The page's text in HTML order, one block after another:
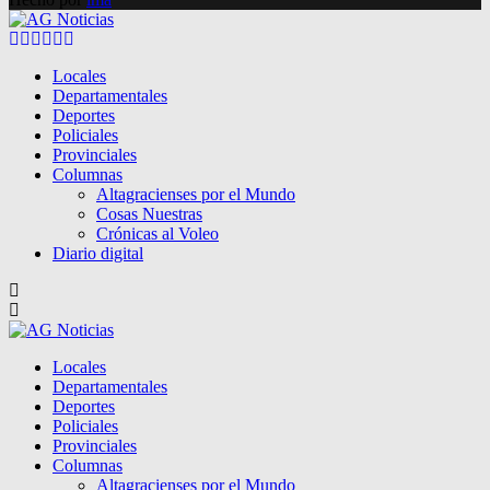
Facebook
Twitter
Instagram
Pinterest
Google
Locales
Departamentales
Deportes
Policiales
Provinciales
Columnas
Altagracienses por el Mundo
Cosas Nuestras
Crónicas al Voleo
Diario digital
Locales
Departamentales
Deportes
Policiales
Provinciales
Columnas
Altagracienses por el Mundo